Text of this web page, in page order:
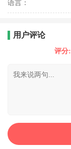
语言：
用户评论
评分: